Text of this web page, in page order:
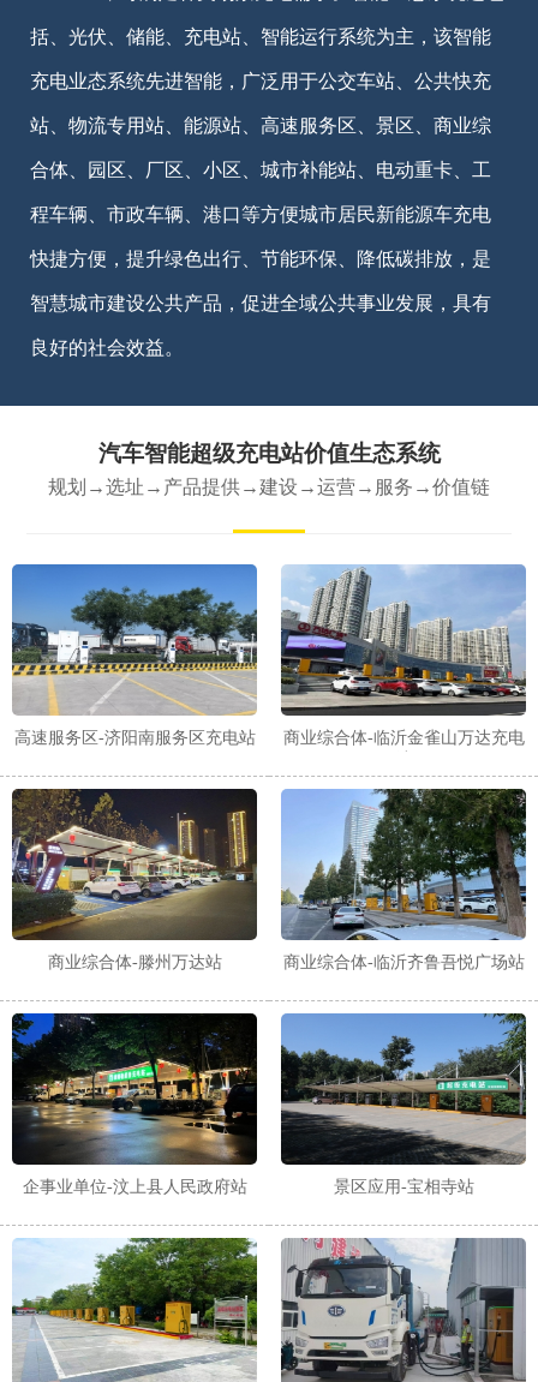
括、光伏、储能、充电站、智能运行系统为主，该智能
充电业态系统先进智能，广泛用于公交车站、公共快充
站、物流专用站、能源站、高速服务区、景区、商业综
合体、园区、厂区、小区、城市补能站、电动重卡、工
程车辆、市政车辆、港口等方便城市居民新能源车充电
快捷方便，提升绿色出行、节能环保、降低碳排放，是
智慧城市建设公共产品，促进全域公共事业发展，具有
良好的社会效益。
汽车智能超级充电站价值生态系统
规划→选址→产品提供→建设→运营→服务→价值链
高速服务区-济阳南服务区充电站
商业综合体-临沂金雀山万达充电
商业综合体-滕州万达站 商业综合体-临沂齐鲁吾悦广场站
企事业单位-汶上县人民政府站 景区应用-宝相寺站